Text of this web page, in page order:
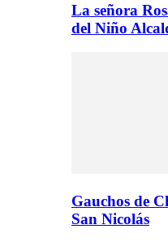
La señora
del Niño
Gauchos de
San Nicolás